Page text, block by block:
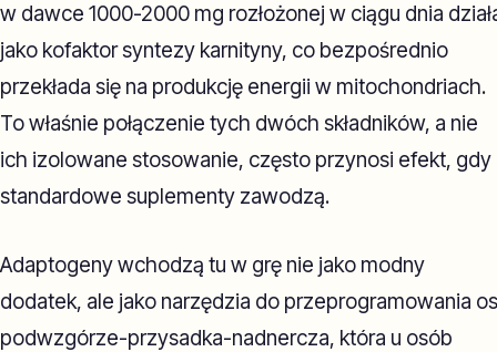
w dawce 1000-2000 mg rozłożonej w ciągu dnia
jako kofaktor syntezy karnityny, co bezpośrednio
przekłada się na produkcję energii w mitochondriach.
To właśnie połączenie tych dwóch składników, a nie
ich izolowane stosowanie, często przynosi efekt, gdy
standardowe suplementy zawodzą.
Adaptogeny wchodzą tu w grę nie jako modny
dodatek, ale jako narzędzia do przeprogramowania
podwzgórze-przysadka-nadnercza, która u osób